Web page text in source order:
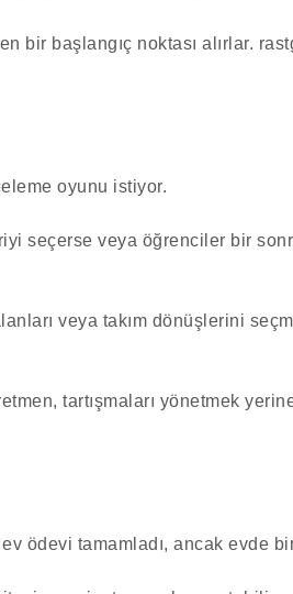
bir başlangıç noktası alırlar.
oyunu istiyor.
seçerse veya öğrenciler bir
veya takım dönüşlerini
tartışmaları yönetmek
ödevi tamamladı, ancak evde